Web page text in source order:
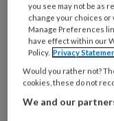
De
vragenlijsten
intonatie,
werkwoorden
De
you see may not be as
change your choices
Manage Preferences
have effect within our
Policy. Privacy
Would you rather not?
cookies, these do not
We and our